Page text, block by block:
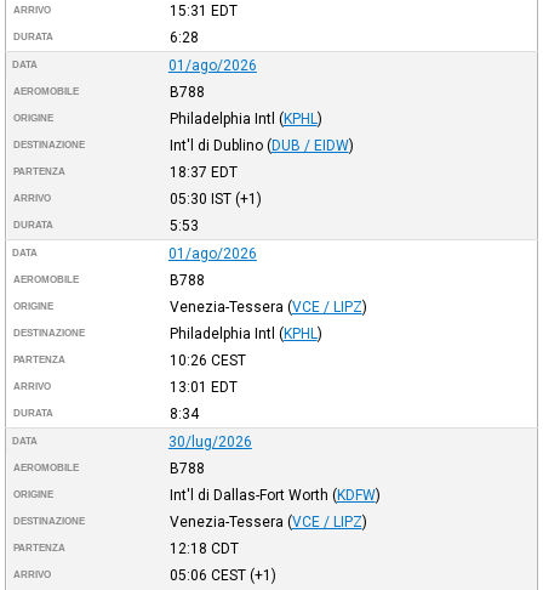
ARRIVO 15:31 EDT
DURATA 6:28
DATA 01/ago/2026
AEROMOBILE B788
ORIGINE Philadelphia Intl (KPHL )
DESTINAZIONE Int'l di Dublino (DUB / EIDW)
PARTENZA 18:37 EDT
ARRIVO 05:30 IST(+1)
DURATA 5:53
DATA 01/ago/2026
AEROMOBILE B788
ORIGINE Venezia-Tessera (VCE / LIPZ)
DESTINAZIONE Philadelphia Intl (KPHL )
PARTENZA 10:26 CEST
ARRIVO 13:01 EDT
DURATA 8:34
DATA 30/lug/2026
AEROMOBILE B788
ORIGINE Int'l di Dallas-Fort Worth (KDFW)
DESTINAZIONE Venezia-Tessera (VCE / LIPZ)
PARTENZA 12:18 CDT
ARRIVO 05:06 CEST(+1)